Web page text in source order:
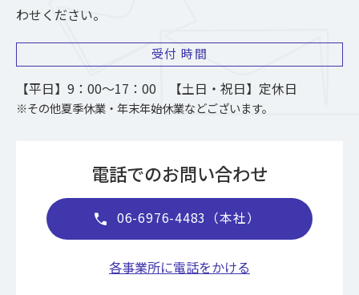
わせください。
受付 時間
【平日】9：00～17：00 【土日・祝日】定休日
※その他夏季休業・年末年始休業などございます。
電話でのお問い合わせ
call 06-6976-4483（本社）
各事業所に電話をかける